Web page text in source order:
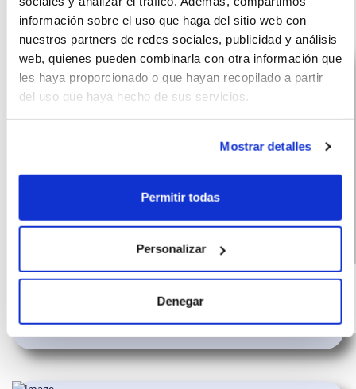
información sobre el uso que haga del sitio web con
nuestros partners de redes sociales, publicidad y análisis
web, quienes pueden combinarla con otra información que
les haya proporcionado o que hayan recopilado a partir
del uso que haya hecho de sus servicios.
Mostrar detalles
Permitir todas
Personalizar
Denegar
ROC
T-Roc
€/mes
(IVA
incluido)